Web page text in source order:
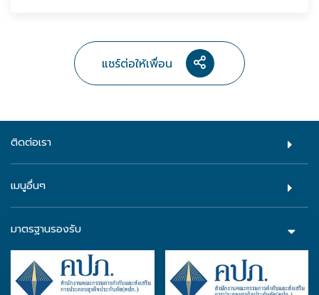
แชร์ต่อให้เพื่อน
ติดต่อเรา
เมนูอื่นๆ
มาตรฐานรองรับ